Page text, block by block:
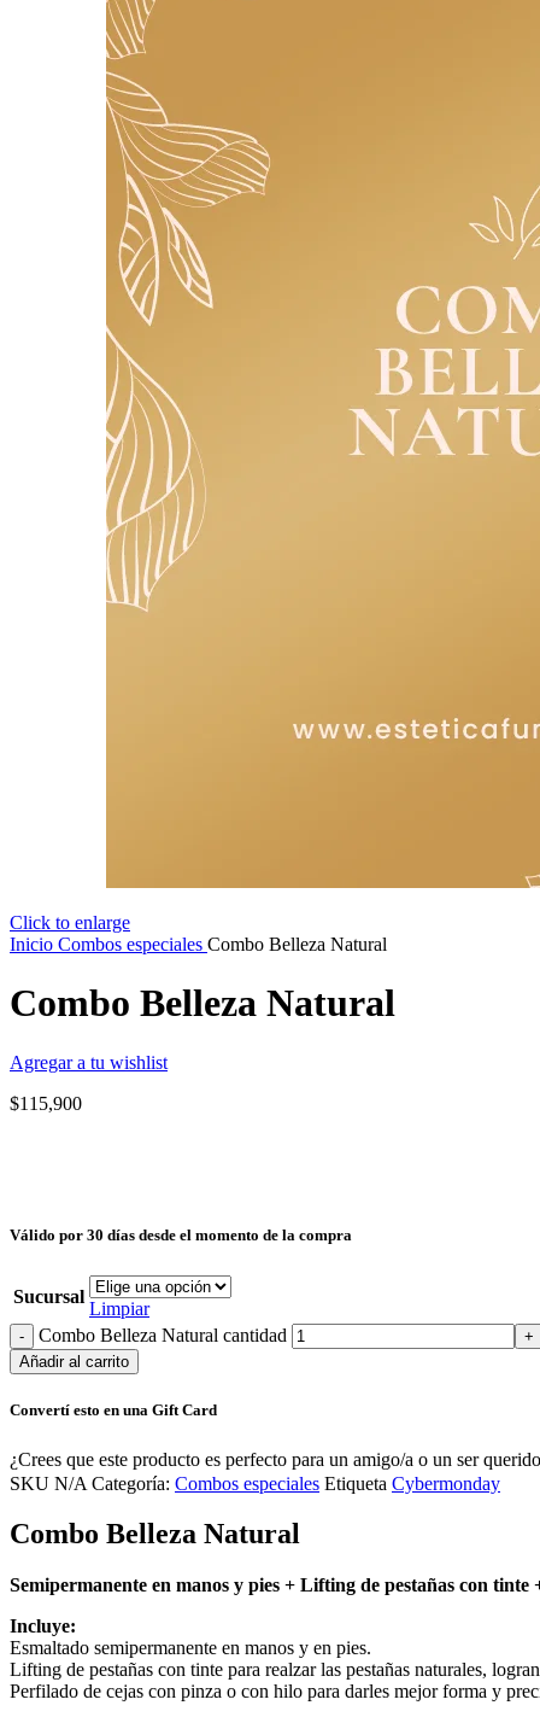
Click to enlarge
Inicio Combos especiales Combo Belleza Natural
Combo Belleza Natural
Agregar a tu wishlist
$115,900
Válido por 30 días desde el momento de la compra
Sucursal
Limpiar
Combo Belleza Natural cantidad
Añadir al carrito
Convertí esto en una Gift Card
¿Crees que este producto es perfecto para un amigo/a o un ser
SKU N/A Categoría: Combos especiales Etiqueta Cybermonday
Combo Belleza Natural
Semipermanente en manos y pies + Lifting de pestañas con tinte
Incluye:
Esmaltado semipermanente en manos y en pies.
Lifting de pestañas con tinte para realzar las pestañas naturales,
Perfilado de cejas con pinza o con hilo para darles mejor forma y